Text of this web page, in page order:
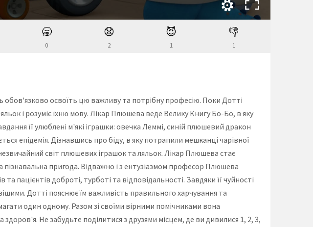
🥱
0
😧
2
😈
1
👎
1
освоїть цю важливу та потрібну професію. Поки Дотті
і розуміє їхню мову. Лікар Плюшева веде Велику Книгу Бо-Бо, в яку
її улюблені м'які іграшки: овечка Леммі, синій плюшевий дракон
епідемія. Дізнавшись про біду, в яку потрапили мешканці чарівної
світ плюшевих іграшок та ляльок. Лікар Плюшева стає
пізнавальна пригода. Відважно і з ентузіазмом професор Плюшева
пацієнтів доброті, турботі та відповідальності. Завдяки її чуйності
Дотті пояснює їм важливість правильного харчування та
один одному. Разом зі своїми вірними помічниками вона
Не забудьте поділитися з друзями місцем, де ви дивилися 1, 2, 3,